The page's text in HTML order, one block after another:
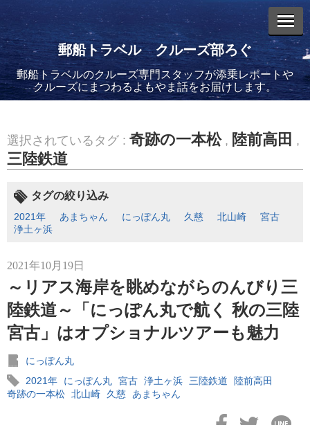
郵船トラベル クルーズ部ろぐ
郵船トラベルのクルーズ専門スタッフが添乗レポートや
クルーズにまつわるよもやま話をお届けします。
選択されているタグ : 奇跡の一本松, 陸前高田 ,
三陸鉄道
タグの絞り込み
2021年 あまちゃん にっぽん丸 久慈 北山崎
宮古
浄土ヶ浜
2021年10月19日
～リアス海岸を眺めながらのんびり三
陸鉄道～「にっぽん丸で航く 秋の三陸
宮古」はオプショナルツアーも魅力
にっぽん丸
2021年
にっぽん丸 宮古 浄土ヶ浜 三陸鉄道
陸前高田
奇跡の一本松 北山崎 久慈 あまちゃん
エントリーリスト
バイキング・エデンに乗船してきました！(2)
2026年08月05日
バイキング・エデンに乗船してきました！(1)
2026年02月19日
飛鳥II アジアグランドクルーズおかえりなさい！